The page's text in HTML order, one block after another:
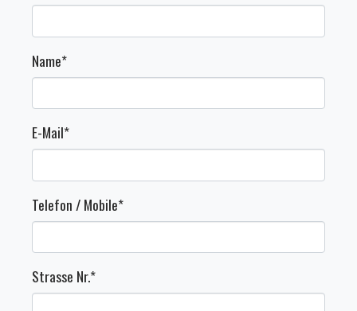
Name*
E-Mail*
Telefon / Mobile*
Strasse Nr.*